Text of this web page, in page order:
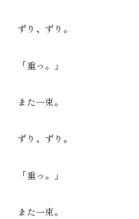
ずり、ずり。
「重っ。」
また一束。
ずり、ずり。
「重っ。」
また一束。